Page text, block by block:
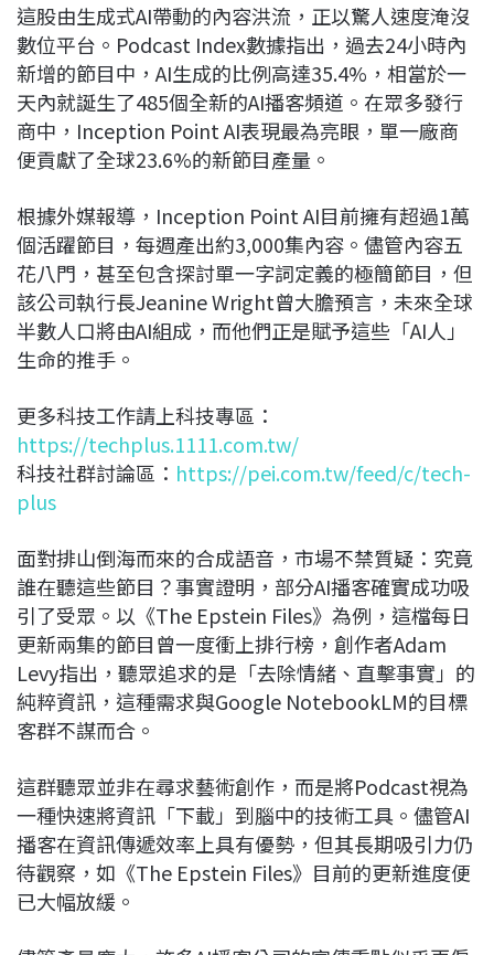
這股由生成式AI帶動的內容洪流，正以驚人速度淹沒
數位平台。Podcast Index數據指出，過去24小時內
新增的節目中，AI生成的比例高達35.4%，相當於一
天內就誕生了485個全新的AI播客頻道。在眾多發行
商中，Inception Point AI表現最為亮眼，單一廠商
便貢獻了全球23.6%的新節目產量。
根據外媒報導，Inception Point AI目前擁有超過1萬
個活躍節目，每週產出約3,000集內容。儘管內容五
花八門，甚至包含探討單一字詞定義的極簡節目，但
該公司執行長Jeanine Wright曾大膽預言，未來全球
半數人口將由AI組成，而他們正是賦予這些「AI人」
生命的推手。
更多科技工作請上科技專區：
https://techplus.1111.com.tw/
科技社群討論區： https://pei.com.tw/feed/c/tech-
plus
面對排山倒海而來的合成語音，市場不禁質疑：究竟
誰在聽這些節目？事實證明，部分AI播客確實成功吸
引了受眾。以《The Epstein Files》為例，這檔每日
更新兩集的節目曾一度衝上排行榜，創作者Adam
Levy指出，聽眾追求的是「去除情緒、直擊事實」的
純粹資訊，這種需求與Google NotebookLM的目標
客群不謀而合。
這群聽眾並非在尋求藝術創作，而是將Podcast視為
一種快速將資訊「下載」到腦中的技術工具。儘管AI
播客在資訊傳遞效率上具有優勢，但其長期吸引力仍
待觀察，如《The Epstein Files》目前的更新進度便
已大幅放緩。